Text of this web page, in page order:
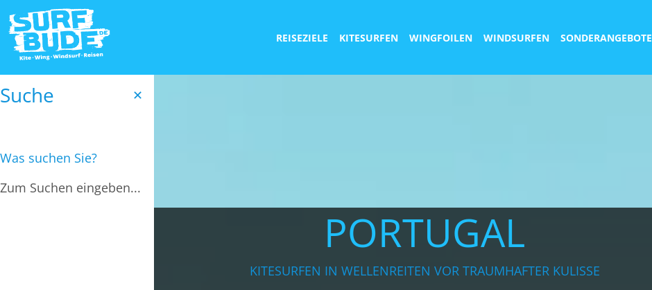
REISEZIELE KITESURFEN WINGFOILEN WINDSURFEN SONDERANGEBOTE
Suche ✕
Was suchen Sie?
PORTUGAL
KITESURFEN IN WELLENREITEN VOR TRAUMHAFTER KULISSE